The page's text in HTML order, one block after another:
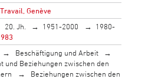
Genève
20. Jh. 1951-2000
1980-
Beschäftigung und Arbeit
und Beziehungen zwischen den
Beziehungen zwischen den